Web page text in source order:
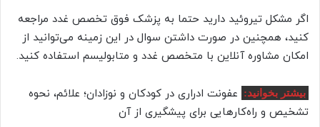
اگر مشکل تیروئید دارید حتما به پزشک فوق تخصص غدد مراجعه
کنید، همچنین در صورت داشتن سوال در این زمینه می‌توانید از
امکان مشاوره آنلاین با متخصص غدد و متابولیسم استفاده کنید.
بیشتر بخوانید:
عفونت ادراری در کودکان و نوزادان؛ علائم، نحوه
تشخیص و راه‌کارهایی برای پیشگیری از آن